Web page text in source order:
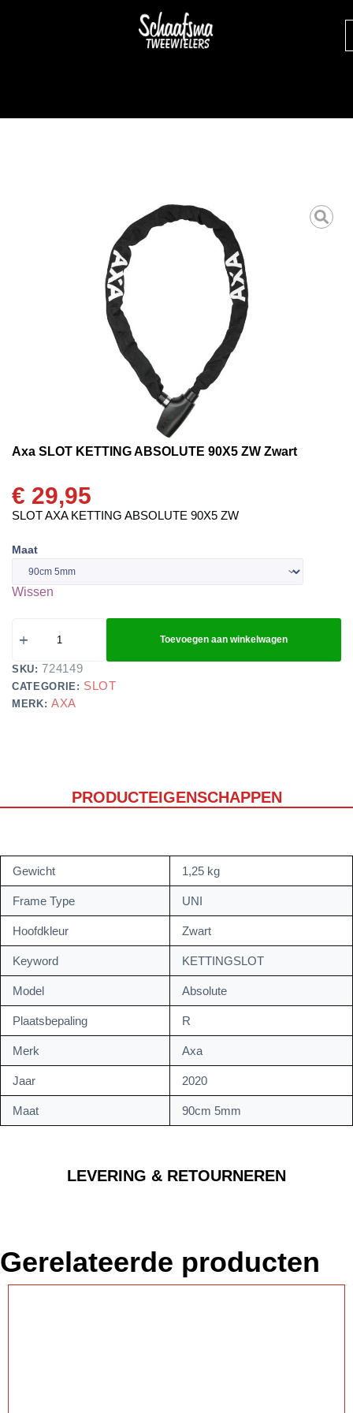
Axa SLOT KETTING ABSOLUTE 90X5 ZW Zwart
€ 29,95
SLOT AXA KETTING ABSOLUTE 90X5 ZW
Maat
Wissen
Toevoegen aan winkelwagen
SKU: 724149
CATEGORIE: SLOT
MERK: AXA
PRODUCTEIGENSCHAPPEN
LEVERING & RETOURNEREN
Gewicht 1,25 kg
Frame Type UNI
Hoofdkleur Zwart
Keyword KETTINGSLOT
Model Absolute
Plaatsbepaling R
Merk Axa
Jaar 2020
Maat 90cm 5mm
Gerelateerde producten